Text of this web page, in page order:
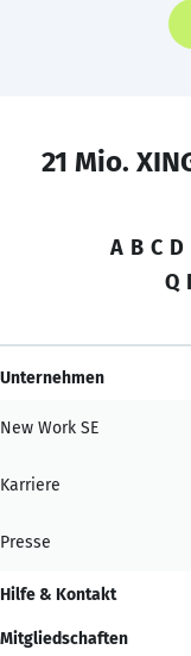
21 Mio.
A B C D
Q
Unternehmen
New Work SE
Karriere
Presse
Hilfe & Kontakt
Mitgliedschaften